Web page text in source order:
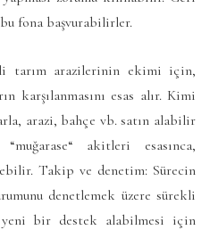
bu fona başvurabilirler.
tarım arazilerinin ekimi için,
karşılanmasını esas alır. Kimi
arazi, bahçe vb. satın alabilir
akitleri esasınca,
Takip ve denetim: Sürecin
denetlemek üzere sürekli
yeni bir destek alabilmesi için